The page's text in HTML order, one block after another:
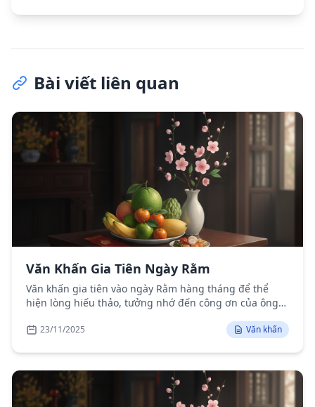
Bài viết liên quan
Văn Khấn Gia Tiên Ngày Rằm
Văn khấn gia tiên vào ngày Rằm hàng tháng để thể
hiện lòng hiếu thảo, tưởng nhớ đến công ơn của ông
23/11/2025 Văn khấn